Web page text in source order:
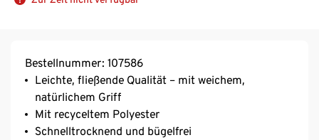
Bestellnummer: 107586
Leichte, fließende Qualität – mit weichem,
natürlichem Griff
Mit recyceltem Polyester
Schnelltrocknend und bügelfrei